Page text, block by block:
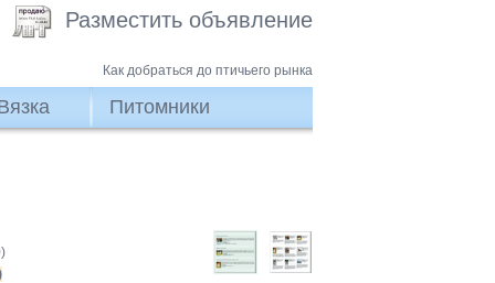
Разместить объявление
Как добраться до птичьего рынка
Питомники